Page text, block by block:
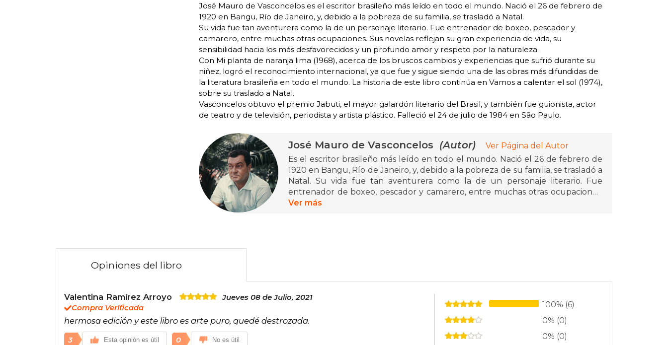
José Mauro de Vasconcelos es el escritor brasileño más leído en todo el mundo. Nació el 26 de febrero de
1920 en Bangu, Río de Janeiro, y, debido a la pobreza de su familia, se trasladó a Natal.
Su vida fue tan aventurera como la de un personaje literario. Fue entrenador de boxeo, pescador y
camarero, entre muchas otras ocupaciones. Sus novelas reflejan su gran experiencia de vida, su
sensibilidad hacia los más desfavorecidos y un profundo amor y respeto por la naturaleza.
Con Mi planta de naranja lima (1968), acerca de los bruscos cambios y experiencias que sufrió durante su
niñez, logró el reconocimiento internacional, ya que fue y sigue siendo una de las obras más difundidas de
la literatura brasileña en todo el mundo. La historia de este libro continúa en Vamos a calentar el sol (1974),
sobre su traslado a Natal.
Vasconcelos obtuvo el premio Jabuti, el mayor galardón literario del Brasil, y también fue guionista, actor
de teatro y de televisión, periodista y artista plástico. Falleció el 24 de julio de 1984 en São Paulo.
José Mauro de Vasconcelos (Autor)
Ver Página del Autor
Es el escritor brasileño más leído en todo el mundo. Nació el 26 de febrero de
1920 en Bangu, Río de Janeiro, y, debido a la pobreza de su familia, se trasladó a
Natal. Su vida fue tan aventurera como la de un personaje literario. Fue
entrenador de boxeo, pescador y camarero, entre muchas otras ocupaciones.
Sus novelas reflejan su gran experiencia de vida, su sensibilidad hacia los más
televisión, periodista y artista plástico. Falleció el 24 de julio de 1984 en São
Ver más
Opiniones del libro
Valentina Ramírez Arroyo
Jueves 08 de Julio, 2021
Compra Verificada
hermosa edición y este libro es arte puro, quedé destrozada.
3 Esta opinión es útil 0 No es útil
100% (6)
0% (0)
0% (0)